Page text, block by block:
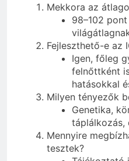
Mekkora az
98–102
Fejleszthető-e az
Igen, főleg
felnőttként
hatásokkal
Milyen tényezők
Genetika,
táplálkozás,
Mennyire
tesztek?